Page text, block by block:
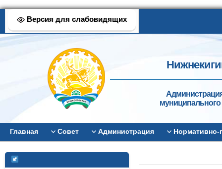
Версия для слабовидящих
муниципального
Главная Совет Администрация